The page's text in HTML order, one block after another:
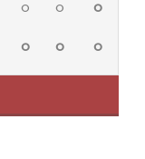
0 0 0
0 0 0